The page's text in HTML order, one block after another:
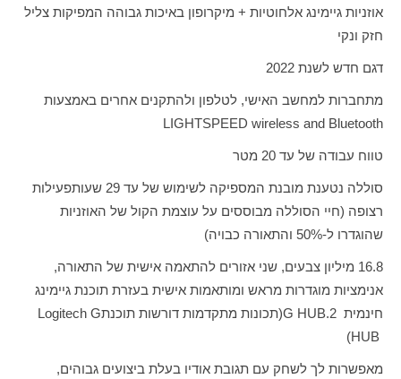
אוזניות גיימינג אלחוטיות + מיקרופון באיכות גבוהה המפיקות צליל
חזק ונקי
דגם חדש לשנת 2022
מתחברות למחשב האישי, לטלפון ולהתקנים אחרים באמצעות
LIGHTSPEED wireless and Bluetooth
טווח עבודה של עד 20 מטר
סוללה נטענת מובנת המספיקה לשימוש של עד 29 שעות
פעילות
רצופה (חיי הסוללה מבוססים על עוצמת הקול של האוזניות
שהוגדרו ל-50% והתאורה כבויה)
16.8 מיליון צבעים, שני אזורים להתאמה אישית של התאורה,
אנימציות מוגדרות מראש ומותאמות אישית בעזרת תוכנת גיימינג
חינמית G HUB.2(תכונות מתקדמות דורשות תוכנתLogitech G
HUB
)
מאפשרות לך לשחק עם תגובת אודיו בעלת ביצועים גבוהים,